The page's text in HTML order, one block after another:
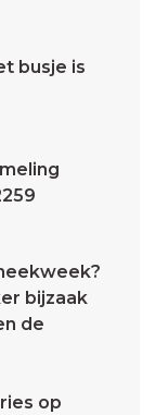
busje is
bijzaak
de
op